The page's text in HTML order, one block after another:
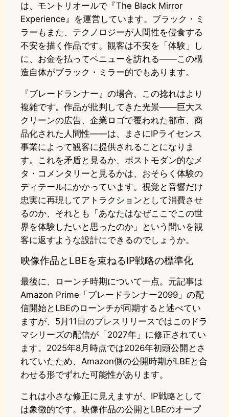
は、モントリオールで『The Black Mirror
Experience』を運営しています。ブラック・ミ
ラーもまた、テクノロジーが人間性を侵食する
不安を描く作品です。観客は不安を「体験」し
に、お金を払ってベニューを訪れる——この構
造自体がブラック・ミラー的でもあります。
『ブレードランナー』の場合、この捻れはより
複雑です。作品が批判してきた光景——巨大ス
クリーンの広告、企業ロゴで覆われた都市、商
品化された人間性——は、まさにIPライセンス
事業によって観客に提供されることになりま
す。これを矛盾と見るか、ポストモダン的なメ
タ・コメンタリーと見るかは、おそらく体験の
ディテールにかかっています。視覚と音響だけ
忠実に再現してアトラクションとして消費させ
るのか、それとも「あなたはなぜここでこの世
界を体験したいと思ったのか」という問いを観
客に返すような設計にできるのでしょうか。
映像作品とLBEを束ねるIP戦略の標準化
最後に、ローンチ時期について一点。元記事は
Amazon Prime「ブレードランナー2099」の配
信開始とLBEのローンチが同期すると述べてい
ますが、5月11日のプレスリリースではこのドラ
マシリーズの配信が「2027年」に修正されてい
ます。2025年8月時点では2026年初頭公開とさ
れていたため、Amazon側の公開時期がLBEと合
わせる形でずれた可能性があります。
これは小さな修正に見えますが、IP戦略として
は象徴的です。映像作品の公開とLBEのオープ